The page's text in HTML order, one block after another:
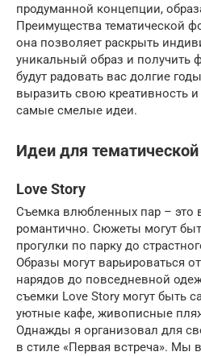
продуманной концепции,
Преимущества тематической
она позволяет раскрыть
уникальный образ и получить
будут радовать вас долгие
выразить свою креативность
самые смелые идеи.
Идеи для
Love Story
Съемка влюбленных пар – это
романтично. Сюжеты могут
прогулки по парку до
Образы могут варьироваться
нарядов до повседневной
съемки Love Story могут быть
уютные кафе, живописные
Однажды я организовал для
в стиле «Первая встреча». Мы